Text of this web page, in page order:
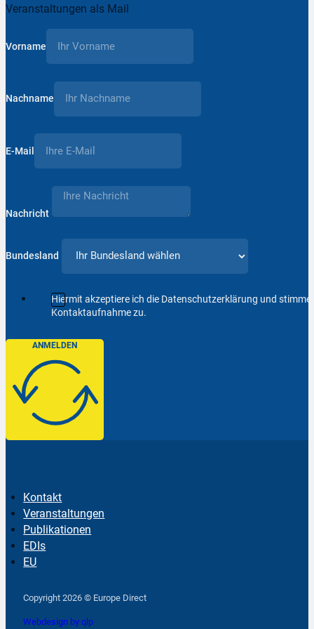
Veranstaltungen als Mail
Vorname
Nachname
E-Mail
Nachricht
Bundesland
Hiermit akzeptiere ich die Datenschutzerklärung und
Kontaktaufnahme zu.
ANMELDEN
Kontakt
Veranstaltungen
Publikationen
EDIs
EU
Copyright 2026 © Europe Direct
Webdesign by qlp